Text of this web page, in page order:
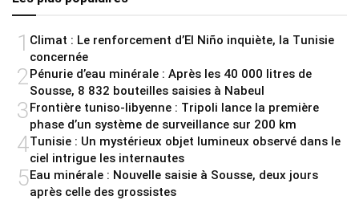
1 Climat : Le renforcement d’El Niño inquiète, la Tunisie
concernée
2Pénurie d’eau minérale : Après les 40 000 litres de
Sousse, 8 832 bouteilles saisies à Nabeul
3Frontière tuniso-libyenne : Tripoli lance la première
phase d’un système de surveillance sur 200 km
4Tunisie : Un mystérieux objet lumineux observé dans le
ciel intrigue les internautes
5Eau minérale : Nouvelle saisie à Sousse, deux jours
après celle des grossistes